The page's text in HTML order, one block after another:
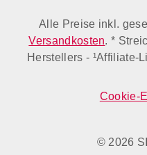
Alle Preise inkl.
Versandkosten. *
Herstellers - ¹Affiliate-
Cookie-
© 2026